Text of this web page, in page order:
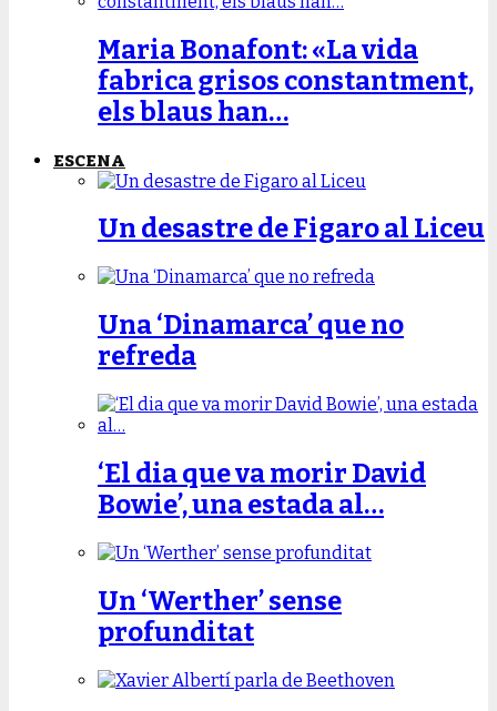
Maria Bonafont: «La vida
fabrica grisos constantment,
els blaus han…
ESCENA
Un desastre de Figaro al Liceu
Una ‘Dinamarca’ que no
refreda
‘El dia que va morir David
Bowie’, una estada al…
Un ‘Werther’ sense
profunditat